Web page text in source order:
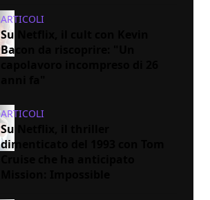
ARTICOLI
Su Netflix, il cult con Kevin
Bacon da riscoprire: "Un
ARTICOLI
Su Netflix, il thriller
dimenticato del 1993 con Tom